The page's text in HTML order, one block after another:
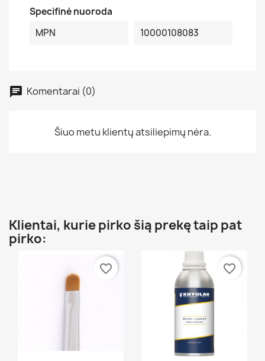
Specifinė nuoroda
MPN
10000108083
Komentarai (0)
Šiuo metu klientų atsiliepimų nėra.
Klientai, kurie pirko šią prekę taip pat
pirko:
favorite_border favorite_border